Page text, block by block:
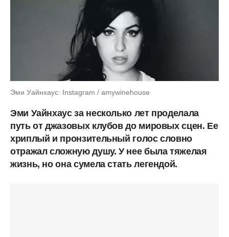
Эми Уайнхаус: Instagram / amywinehouse
Эми Уайнхаус за несколько лет проделала
путь от джазовых клубов до мировых сцен. Ее
хриплый и пронзительный голос словно
отражал сложную душу. У нее была тяжелая
жизнь, но она сумела стать легендой.